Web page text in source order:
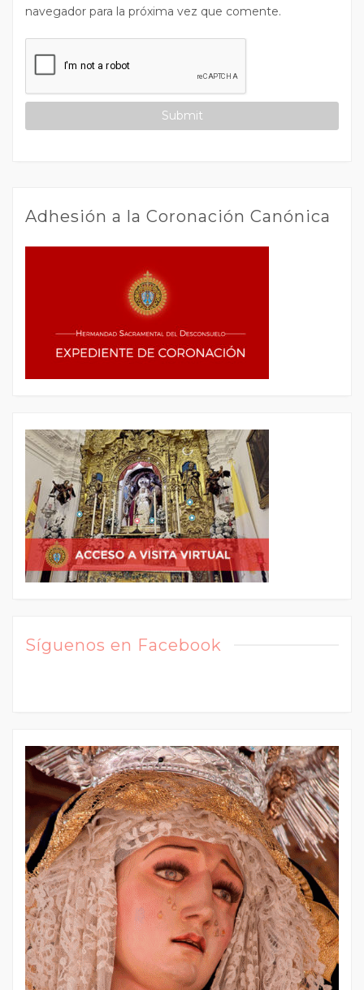
navegador para la próxima vez que comente.
Adhesión a la Coronación Canónica
Síguenos en Facebook